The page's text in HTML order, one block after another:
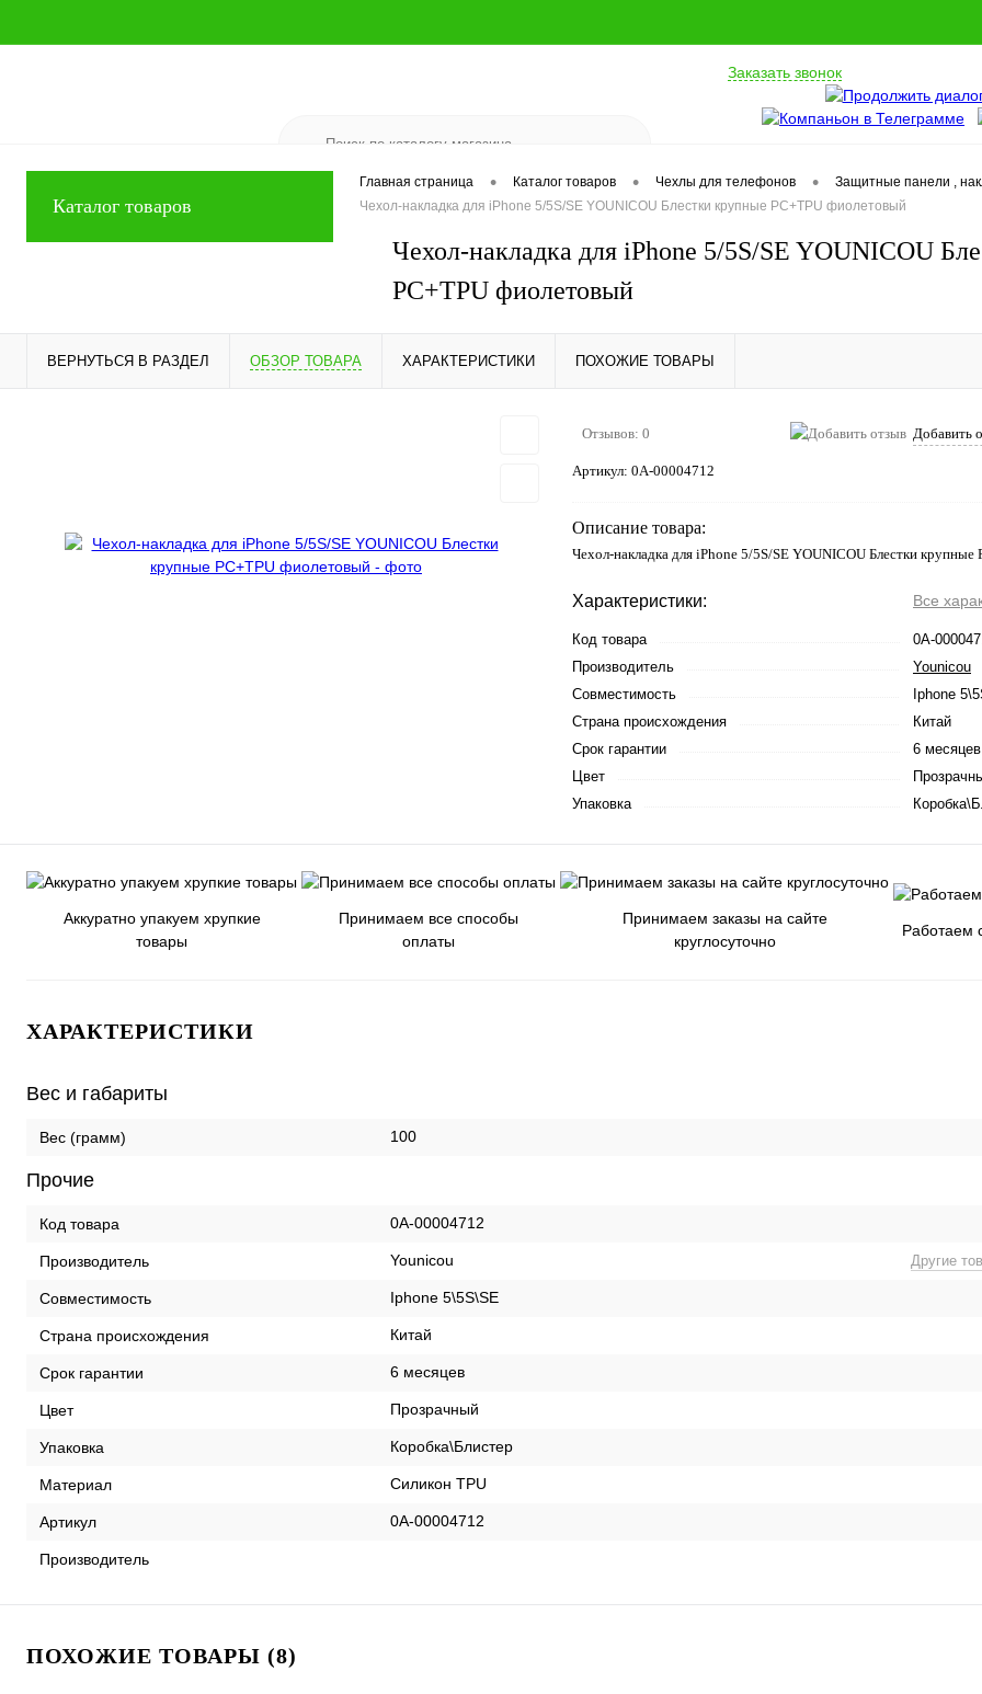
Заказать звонок
Каталог товаров
Главная страница • Каталог товаров • Чехлы для телефонов •
Защитные панели ,
Чехол-накладка для iPhone 5/5S/SE YOUNICOU Блестки крупные PC+TPU фиолетовый
Чехол-накладка для iPhone 5/5S/SE YOUNICOU
PC+TPU фиолетовый
ВЕРНУТЬСЯ В РАЗДЕЛ ОБЗОР ТОВАРА ХАРАКТЕРИСТИКИ ПОХОЖИЕ ТОВАРЫ
Отзывов: 0 Добавить
Артикул: 0А-00004712
Описание товара:
Чехол-накладка для iPhone 5/5S/SE YOUNICOU Блестки крупные
Характеристики: Все
Код товара
0А-
Производитель
Younicou
Совместимость
Iphone
Страна происхождения
Китай
Срок гарантии
6 месяцев
Цвет
Упаковка
Аккуратно упакуем хрупкие
товары
Принимаем все способы
оплаты
Принимаем заказы на сайте
круглосуточно
Работаем
ХАРАКТЕРИСТИКИ
Вес и габариты
Вес (грамм) 100
Прочие
Код товара 0А-00004712
Производитель Younicou Другие
Совместимость Iphone 5\5S\SE
Страна происхождения Китай
Срок гарантии 6 месяцев
Цвет Прозрачный
Упаковка Коробка\Блистер
Материал Силикон TPU
Артикул 0А-00004712
Производитель
ПОХОЖИЕ ТОВАРЫ (8)